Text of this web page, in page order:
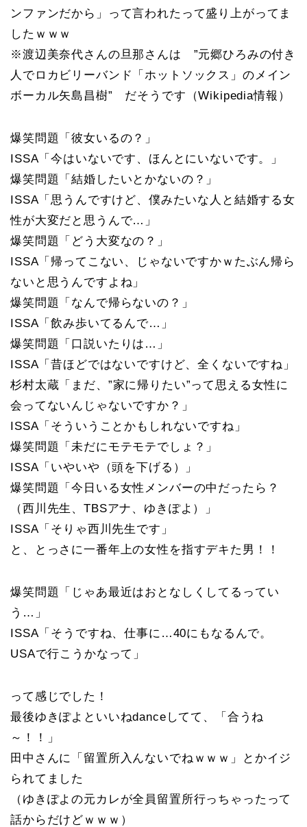
ンファンだから」って言われたって盛り上がってま
したｗｗｗ
※渡辺美奈代さんの旦那さんは ”元郷ひろみの付き
人でロカビリーバンド「ホットソックス」のメイン
ボーカル矢島昌樹” だそうです（Wikipedia情報）
爆笑問題「彼女いるの？」
ISSA「今はいないです、ほんとにいないです。」
爆笑問題「結婚したいとかないの？」
ISSA「思うんですけど、僕みたいな人と結婚する女
性が大変だと思うんで…」
爆笑問題「どう大変なの？」
ISSA「帰ってこない、じゃないですかｗたぶん帰ら
ないと思うんですよね」
爆笑問題「なんで帰らないの？」
ISSA「飲み歩いてるんで…」
爆笑問題「口説いたりは…」
ISSA「昔ほどではないですけど、全くないですね」
杉村太蔵「まだ、”家に帰りたい”って思える女性に
会ってないんじゃないですか？」
ISSA「そういうことかもしれないですね」
爆笑問題「未だにモテモテでしょ？」
ISSA「いやいや（頭を下げる）」
爆笑問題「今日いる女性メンバーの中だったら？
（西川先生、TBSアナ、ゆきぽよ）」
ISSA「そりゃ西川先生です」
と、とっさに一番年上の女性を指すデキた男！！
爆笑問題「じゃあ最近はおとなしくしてるってい
う…」
ISSA「そうですね、仕事に…40にもなるんで。
USAで行こうかなって」
って感じでした！
最後ゆきぽよといいねdanceしてて、「合うね
～！！」
田中さんに「留置所入んないでねｗｗｗ」とかイジ
られてました
（ゆきぽよの元カレが全員留置所行っちゃったって
話からだけどｗｗｗ）